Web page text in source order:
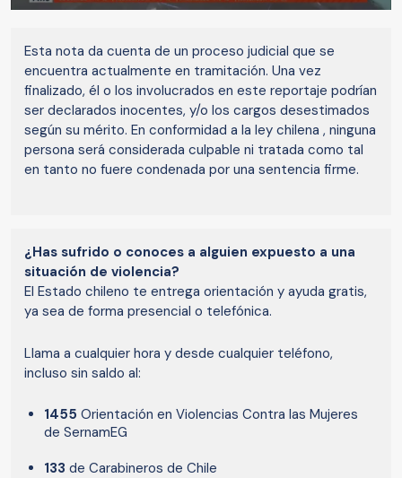
Esta nota da cuenta de un proceso judicial que se
encuentra actualmente en tramitación. Una vez
finalizado, él o los involucrados en este reportaje podrían
ser declarados inocentes, y/o los cargos desestimados
según su mérito. En conformidad a la ley chilena , ninguna
persona será considerada culpable ni tratada como tal
en tanto no fuere condenada por una sentencia firme.
¿Has sufrido o conoces a alguien expuesto a una
situación de violencia?
El Estado chileno te entrega orientación y ayuda gratis,
ya sea de forma presencial o telefónica.
Llama a cualquier hora y desde cualquier teléfono,
incluso sin saldo al:
1455 Orientación en Violencias Contra las Mujeres
de SernamEG
133 de Carabineros de Chile